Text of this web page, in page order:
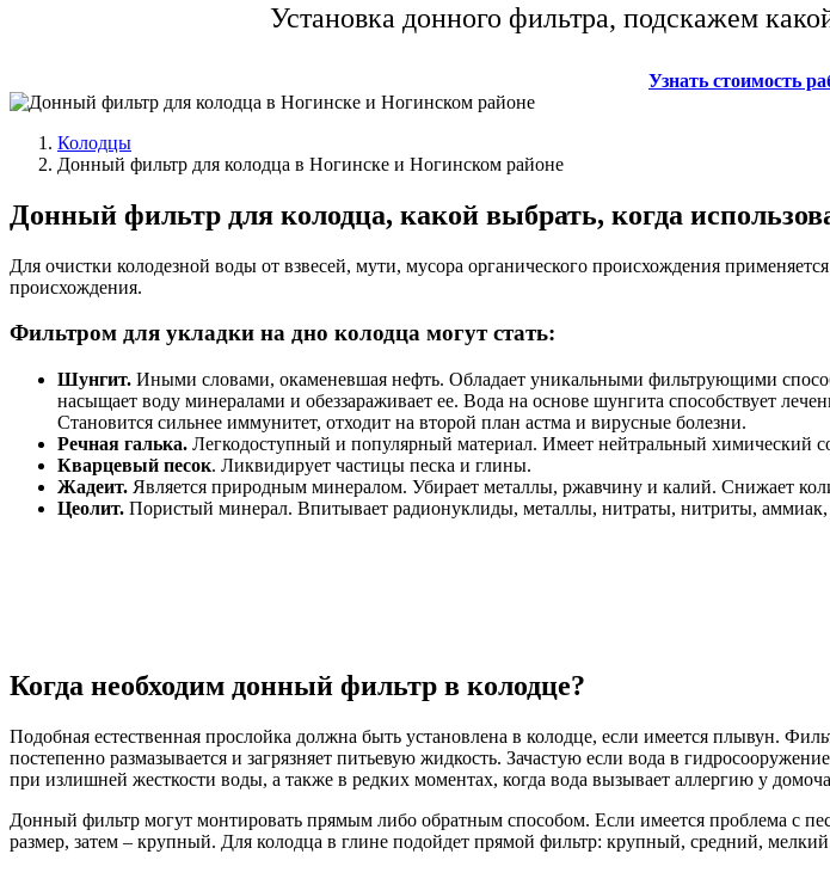
Установка донного фильтра, подскажем
Узнать стоимость
Колодцы
Донный фильтр для колодца в Ногинске и Ногинском районе
Донный фильтр для колодца, какой выбрать, когда
Для очистки колодезной воды от взвесей, мути, мусора органического происхождения
происхождения.
Фильтром для укладки на дно колодца могут стать:
Шунгит. Иными словами, окаменевшая нефть. Обладает уникальными фильтрующими
насыщает воду минералами и обеззараживает ее. Вода на основе шунгита способствует
Становится сильнее иммунитет, отходит на второй план астма и вирусные болезни.
Речная галька. Легкодоступный и популярный материал. Имеет нейтральный химический
Кварцевый песок. Ликвидирует частицы песка и глины.
Жадеит. Является природным минералом. Убирает металлы, ржавчину и калий. Снижает
Цеолит. Пористый минерал. Впитывает радионуклиды, металлы, нитраты, нитриты,
Когда необходим донный фильтр в колодце?
Подобная естественная прослойка должна быть установлена в колодце, если имеется плывун.
постепенно размазывается и загрязняет питьевую жидкость. Зачастую если вода в
при излишней жесткости воды, а также в редких моментах, когда вода вызывает аллергию у
Донный фильтр могут монтировать прямым либо обратным способом. Если имеется проблема с
размер, затем – крупный. Для колодца в глине подойдет прямой фильтр: крупный, средний,